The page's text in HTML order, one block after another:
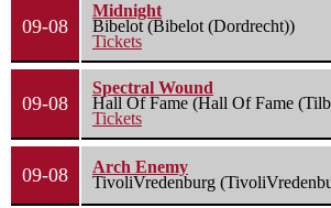
09-08
Midnight
Bibelot (Bibelot (Dordrecht))
Tickets
09-08
Spectral Wound
Hall Of Fame (Hall Of Fame
Tickets
09-08
Arch Enemy
TivoliVredenburg